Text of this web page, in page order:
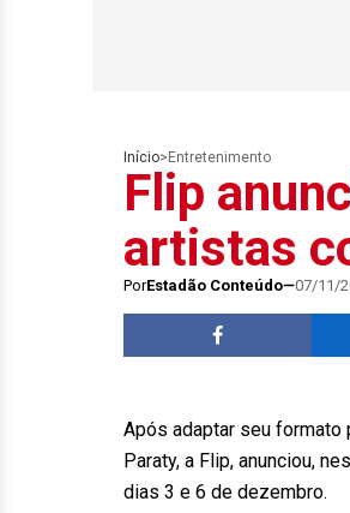
Início> Entretenimento
Flip
artistas
PorEstadão Conteúdo 07/11/
Após adaptar seu formato
Paraty, a Flip, anunciou,
dias 3 e 6 de dezembro.